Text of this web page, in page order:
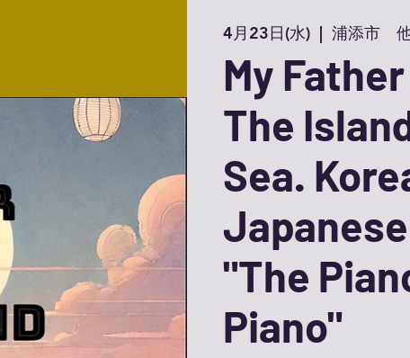
4月23日(水)
  |
浦添市 他
My
The
Sea.
"The
Piano"